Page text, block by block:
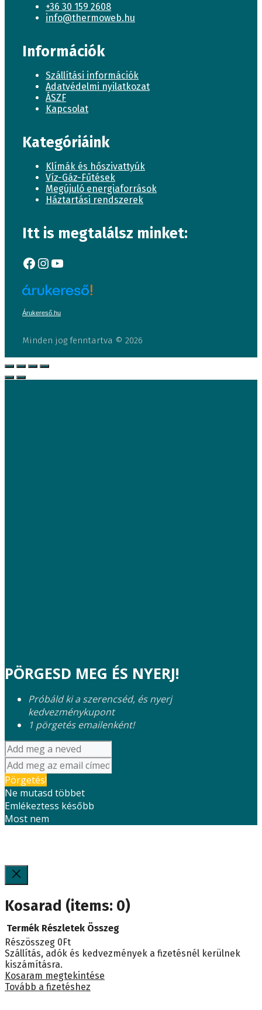
+36 30 159 2608
info@thermoweb.hu
Információk
Szállítási információk
Adatvédelmi nyilatkozat
ÁSZF
Kapcsolat
Kategóriáink
Klímák és hőszivattyúk
Víz-Gáz-Fűtések
Megújuló energiaforrások
Háztartási rendszerek
Itt is megtalálsz minket:
Facebook
Instagram
YouTube
Árukereső.hu
Minden jog fenntartva © 2026
PÖRGESD MEG ÉS NYERJ!
Próbáld ki a szerencséd, és nyerj
kedvezménykupont
1 pörgetés emailenként!
Pörgetés!
Ne mutasd többet
Emlékeztess később
Most nem
Kosarad (items: 0)
Termékek
a
kosárban
Termék Részletek Összeg
Részösszeg 0Ft
Szállítás, adók és kedvezmények a fizetésnél kerülnek
kiszámításra.
Kosaram megtekintése
Tovább a fizetéshez